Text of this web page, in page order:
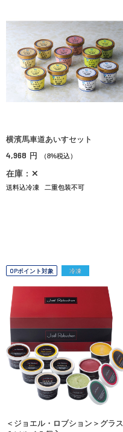
横濱馬車道あいすセット
4,968 円 （8%税込）
在庫：✕
送料込冷凍 二重包装不可
OPポイント対象 冷凍
＜ジョエル・ロブション＞グラス